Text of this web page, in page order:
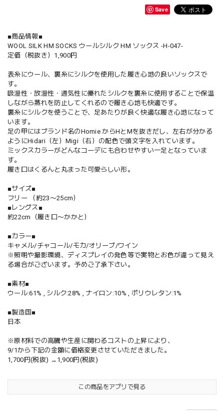
Save
■商品情報■
WOOL SILK HM SOCKS ウールシルク HM ソックス -H-047-
定価（税抜き）1,900円
表糸にウール、裏糸にシルクを使用した履き心地の良いソックスで
す。
吸湿性・放湿性・通気性に優れたシルクを裏糸に使用することで保温
しながら蒸れを防止してくれるので履き心地も快適です。
裏糸にシルクを使うことで、足あたりが良く快適な履き心地になって
います。
足の甲にはブランド名のHomie からHとMを抜きだし、左右が分かる
ようにHidari（左）Migi（右）の配色で頭文字を入れています。
ミックスカラーがどんなコーデにも合わせやすい一足となっていま
す。
履き口はくるんと丸まった可愛らしい形。
■サイズ■
フリー （約23〜25cm）
■レングス■
約22cm（履き口〜かかと）
■カラー■
キャメル/チャコール/モカ/オリーブ/ワイン
※照明や撮影環境、ディスプレイの発色等で実物とお色が違って見え
る場合がございます。予めご了承下さい。
■素材■
ウール:61% , シルク:28% , ナイロン:10% , ポリウレタン:1%
■製造国■
日本
※原材料での高騰や生産に関わるコストの上昇により、
9/1から下記の金額に価格変更させていただきました。
1,700円(税抜) →1,900円(税抜)
この商品をアプリで見る